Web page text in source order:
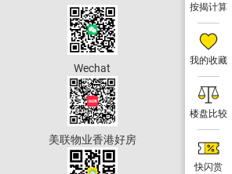
按揭计算
我的收藏
楼盘比较
快闪赏
Wechat
美联物业香港好房